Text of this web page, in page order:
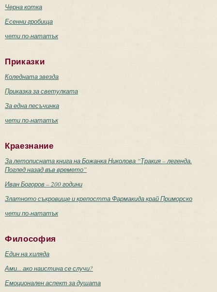
Черна котка
Есенни гробища
чети по-нататък
Приказки
Коледната звезда
Приказка за светулката
За една песъчинка
чети по-нататък
Краезнание
За летописната книга на Божанка Николова “Тракия – легенда.
Поглед назад във времето”
Иван Богоров – 200 години
Златното съкровище и крепостта Фармакида край Приморско
чети по-нататък
Философия
Един на хиляда
Ами... ако наистина се случи?
Емоционален аспект за душата